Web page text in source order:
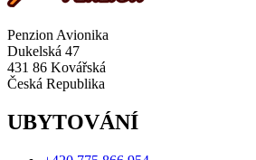
Penzion Avionika
Dukelská 47
431 86 Kovářská
Česká Republika
UBYTOVÁNÍ